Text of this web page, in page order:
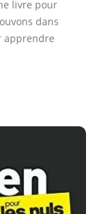
livre pour
dans
apprendre